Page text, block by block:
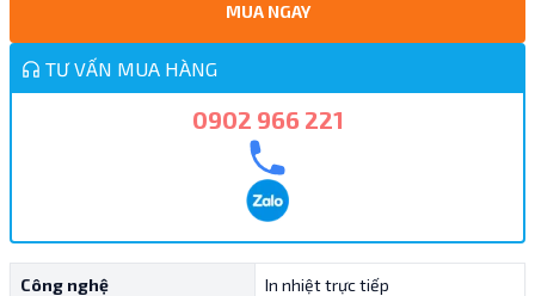
MUA NGAY
TƯ VẤN MUA HÀNG
0902 966 221
Công nghệ In nhiệt trực tiếp